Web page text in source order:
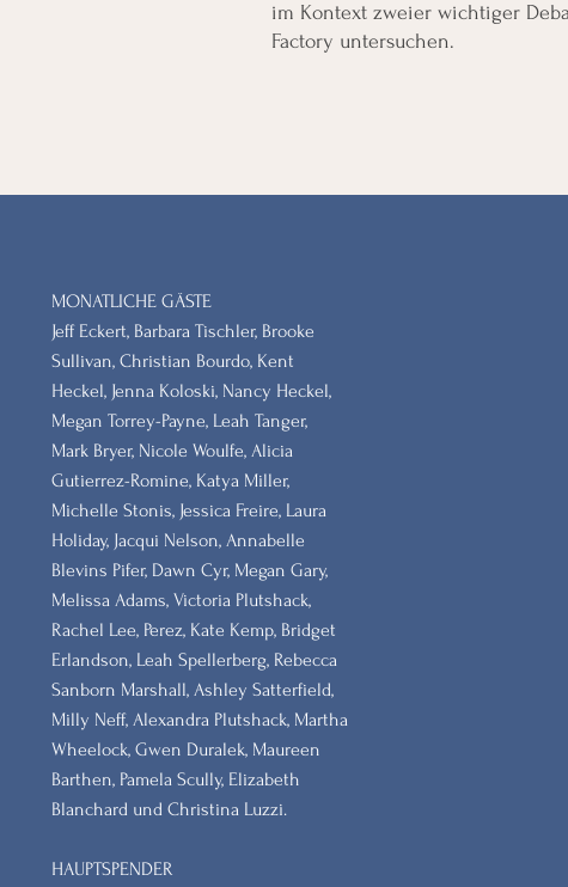
im Kontext zweier wichtiger
Factory untersuchen.
MONATLICHE GÄSTE
Jeff Eckert, Barbara Tischler, Brooke
Sullivan, Christian Bourdo, Kent
Heckel, Jenna Koloski, Nancy Heckel,
Megan Torrey-Payne, Leah Tanger,
Mark Bryer, Nicole Woulfe, Alicia
Gutierrez-Romine, Katya Miller,
Michelle Stonis, Jessica Freire, Laura
Holiday, Jacqui Nelson, Annabelle
Blevins Pifer, Dawn Cyr, Megan Gary,
Melissa Adams, Victoria Plutshack,
Rachel Lee, Perez, Kate Kemp, Bridget
Erlandson, Leah Spellerberg, Rebecca
Sanborn Marshall, Ashley Satterfield,
Milly Neff, Alexandra Plutshack, Martha
Wheelock, Gwen Duralek, Maureen
Barthen, Pamela Scully, Elizabeth
Blanchard und Christina Luzzi.
HAUPTSPENDER